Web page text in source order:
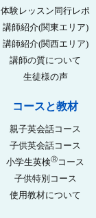
体験レッスン同行レポ
講師紹介(関東エリア)
講師紹介(関西エリア)
講師の質について
生徒様の声
コースと教材
親子英会話コース
子供英会話コース
小学生英検Ⓡコース
子供特別コース
使用教材について